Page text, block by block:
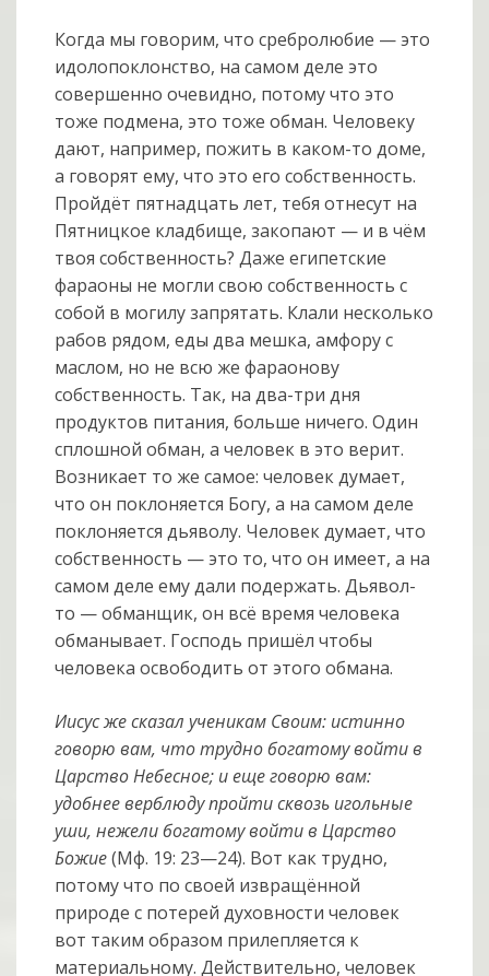
Когда мы говорим, что сребролюбие — это
идолопоклонство, на самом деле это
совершенно очевидно, потому что это
тоже подмена, это тоже обман. Человеку
дают, например, пожить в каком-то доме,
а говорят ему, что это его собственность.
Пройдёт пятнадцать лет, тебя отнесут на
Пятницкое кладбище, закопают — и в чём
твоя собственность? Даже египетские
фараоны не могли свою собственность с
собой в могилу запрятать. Клали несколько
рабов рядом, еды два мешка, амфору с
маслом, но не всю же фараонову
собственность. Так, на два-три дня
продуктов питания, больше ничего. Один
сплошной обман, а человек в это верит.
Возникает то же самое: человек думает,
что он поклоняется Богу, а на самом деле
поклоняется дьяволу. Человек думает, что
собственность — это то, что он имеет, а на
самом деле ему дали подержать. Дьявол-
то — обманщик, он всё время человека
обманывает. Господь пришёл чтобы
человека освободить от этого обмана.
Иисус же сказал ученикам Своим: истинно
говорю вам, что трудно богатому войти в
Царство Небесное; и еще говорю вам:
удобнее верблюду пройти сквозь игольные
уши, нежели богатому войти в Царство
Божие(Мф. 19: 23—24). Вот как трудно,
потому что по своей извращённой
природе с потерей духовности человек
вот таким образом прилепляется к
материальному. Действительно, человек